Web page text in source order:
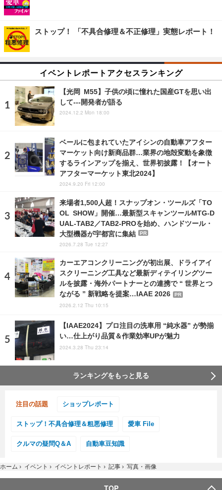
ストップ！ 「不具合修理＆不正修理」実態レポート！
イベントレポートアクセスランキング
【光岡 M55】子供の頃に憧れた国産GTを思い出
して---開発者が語る
2024.12.2 Mon 18:00
ベールに包まれていたアイシンの自動車アフター
マーケット向け新商品群…業界の地殻変動を象徴
するラインアップを揃え、世界初披露！【オート
アフターマーケット東北2024】
2024.9.20 Fri 12:00
来場者1,500人超！スナップオン・ツールズ「TO
OL SHOW」開催…最新型スキャンツールMTG-D
UAL-TAB2／TAB2-PROを始め、ハンドツール・
大型機器が宇都宮に集結
PR
2026.7.28 Tue 12:27
カーエアコンクリーニングが初出展、ドライアイ
スクリーニング工具など最新ディテイリングツー
ルを披露・海外パートナーとの連携で “ 世界とつ
ながる ” 新戦略を提案…IAAE 2026
PR
2026.2.12 Thu 10:15
【IAAE2024】プロ注目の洗車用 “純水器” が勢揃
い…仕上がり品質＆作業効率UPが魅力
2024.3.28 Thu 23:14
ランキングをもっと見る
注目の話題 ショップレポート
ストップ！不具合修理＆粗悪修理 愛車 File
クルマの疑問Q＆A 自動車豆知識
ホーム › イベント › イベントレポート › 記事 › 写真・画像